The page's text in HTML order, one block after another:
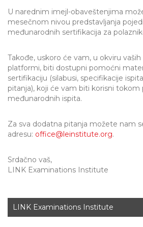
U narednim imejl-obaveštenjima
mesečnom nivou predstavljanja
međunarodnih sertifikacija za
Takođe, uskoro će vam, u okviru
platformi, biti dostupni pomoćni
sertifikaciju (silabusi, specifikacije
pitanja), koji će vam biti korisni tokom
međunarodnih ispita.
Za sva dodatna pitanja možete nam
adresu: office@leinstitute.org.
Srdačno vaš,
LINK Examinations Institute
LINK Examinations Institute